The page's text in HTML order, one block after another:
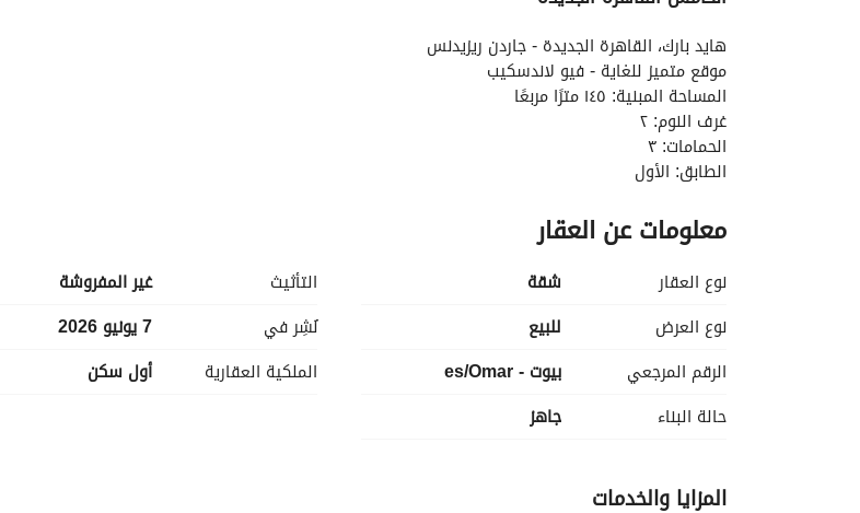
هايد بارك، القاهرة الجديدة - جاردن ريزيدنس
موقع متميز للغاية - فيو لاندسكيب
المساحة المبنية: ١٤٥ مترًا مربعًا
غرف النوم: ٢
الحمامات: ٣
الطابق: الأول
الدفعة الأولى: ٦,٥٠٠,٠٠٠
المبلغ المتبقي: ١,٢٠٠,٠٠٠
٨٤ ألف جنيه لكل ثلاثة أشهر حتى عام ٢٠٣٠
-----------------------------------------------
في هايد بارك القاهرة الجديدة:
• خدمات المركز المجتمعي لتلقي الاستفسارات والإجابة على الأسئلة وتلبية جميع احتياجاتك.
معلومات عن العقار
نوع العقار
شقة
نوع العرض
للبيع
الرقم المرجعي
بيوت - es/Omar
حالة البناء
جاهز
التأثيث
غير المفروشة
نُشِر في
7 يونيو 2026
الملكية العقارية
أول سكن
المزايا والخدمات